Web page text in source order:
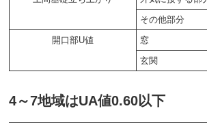
その他部分
開口部U値
窓
玄関
4～7地域はUA値0.60以下